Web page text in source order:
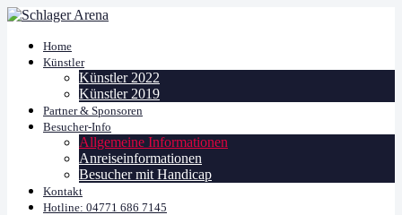
Home
Künstler
Künstler 2022
Künstler 2019
Partner & Sponsoren
Besucher-Info
Allgemeine Informationen
Anreiseinformationen
Besucher mit Handicap
Kontakt
Hotline: 04771 686 7145